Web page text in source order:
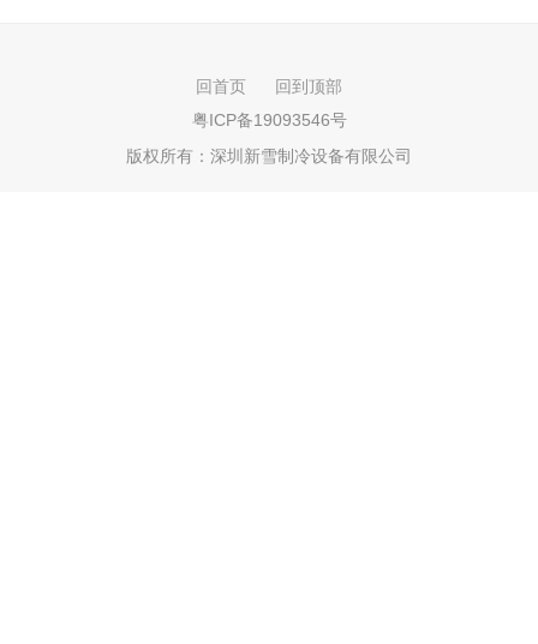
回首页
回到顶部
粤ICP备19093546号
版权所有： 深圳新雪制冷设备有限公司